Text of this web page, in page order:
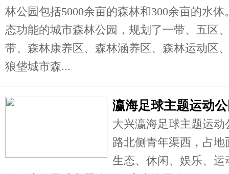
林公园包括5000余亩的森林和300余亩的水
态功能的城市森林公园，规划了一带、五区
带、森林康养区、森林涵养区、森林运动区
狼垡城市森...
瀛海足球主题运动
大兴瀛海足球主题运
路北侧青年渠西，占
生态、休闲、娱乐、